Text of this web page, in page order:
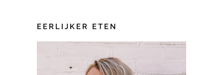
EERLIJKER ETEN